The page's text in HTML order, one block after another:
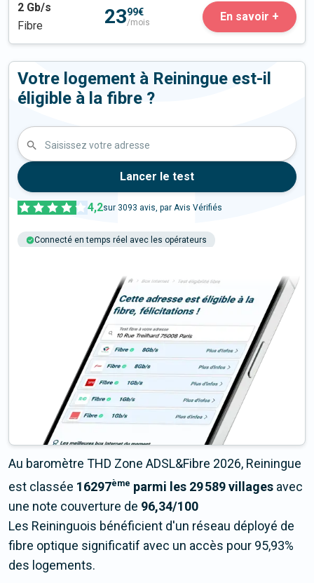
2 Gb/s
Fibre
2399€
/mois En savoir +
Votre logement à Reiningue est-il
éligible à la fibre ?
Saisissez votre adresse
Lancer le test
4,2sur 3093 avis, par Avis Vérifiés
Connecté en temps réel avec les opérateurs
Au baromètre THD Zone ADSL&Fibre 2026, Reiningue
est classée 16297ème parmi les 29 589 villages avec
une note couverture de 96,34/100
Les Reininguois bénéficient d'un réseau déployé de
fibre optique significatif avec un accès pour 95,93%
des logements.